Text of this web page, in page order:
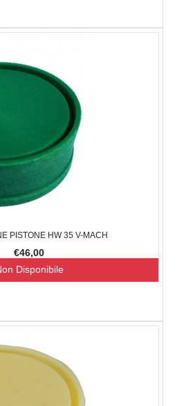
PISTONE HW 35 V-MACH
€46,00
Disponibile